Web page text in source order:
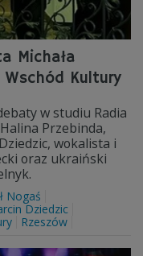
Michała
Kultury
w studiu Radia
Przebinda,
wokalista i
oraz ukraiński
Nogaś
Dziedzic
Rzeszów